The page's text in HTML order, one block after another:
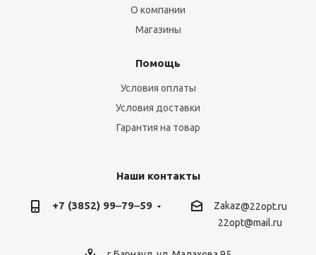
О компании
Магазины
Помощь
Условия оплаты
Условия доставки
Гарантия на товар
Наши контакты
+7 (3852) 99‒79‒59 Zakaz@22opt.ru
22opt@mail.ru